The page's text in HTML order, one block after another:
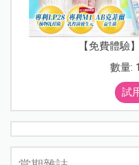
【免費體驗
數量:
試